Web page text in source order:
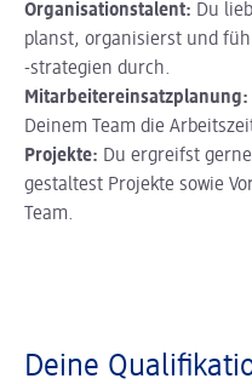
Organisationstalent: Du
planst, organisierst und
-strategien durch.
Mitarbeitereinsatzplanung:
Deinem Team die
Projekte: Du ergreifst
gestaltest Projekte sowie
Team.
Deine